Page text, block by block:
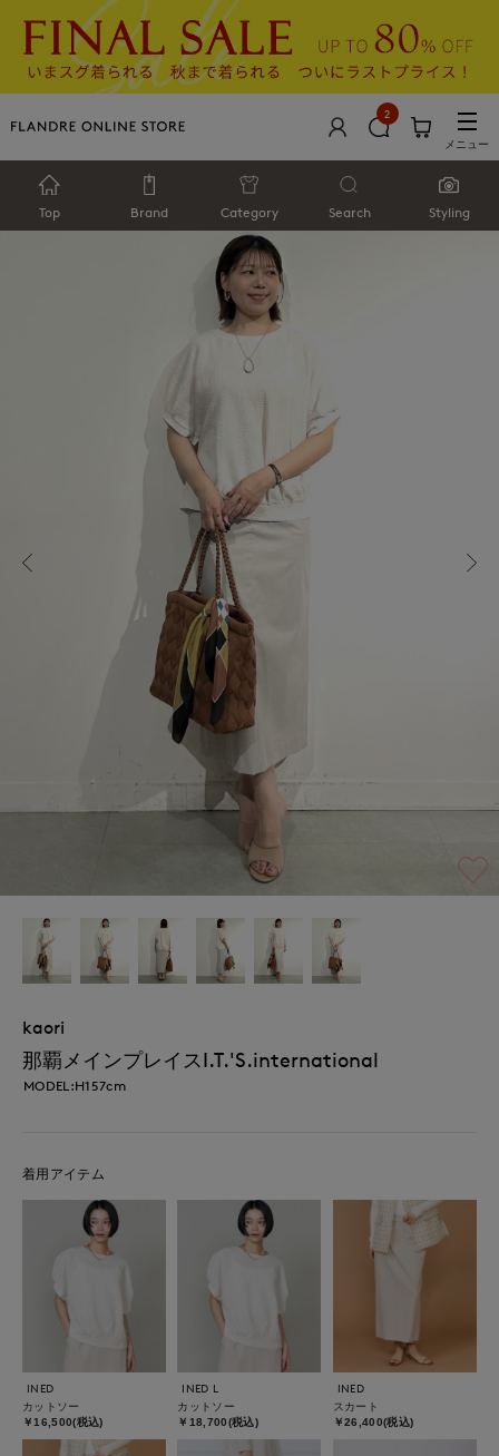
2
メニュー
Top Brand Category Search Styling
kaori
那覇メインプレイスI.T.'S.international
MODEL:H157cm
着用アイテム
INED
カットソー
￥16,500(税込)
INED L
カットソー
￥18,700(税込)
INED
スカート
￥26,400(税込)